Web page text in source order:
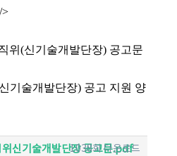
>
위(신기술개발단장) 공고문
기술개발단장) 공고 지원 양
위신기술개발단장 공고문.pdf
1038회 다운로드